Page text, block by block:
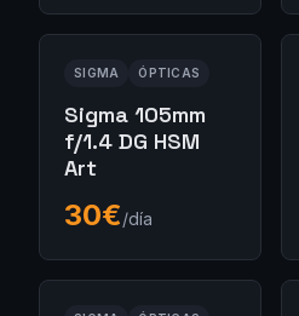
SIGMA ÓPTICAS
Sigma 105mm
f/1.4 DG HSM
Art
30€/día